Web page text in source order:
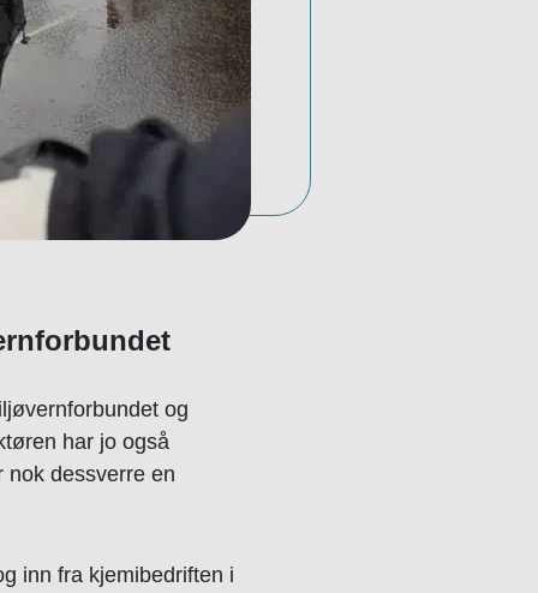
og
har jo også
nok dessverre en
inn fra kjemibedriften i